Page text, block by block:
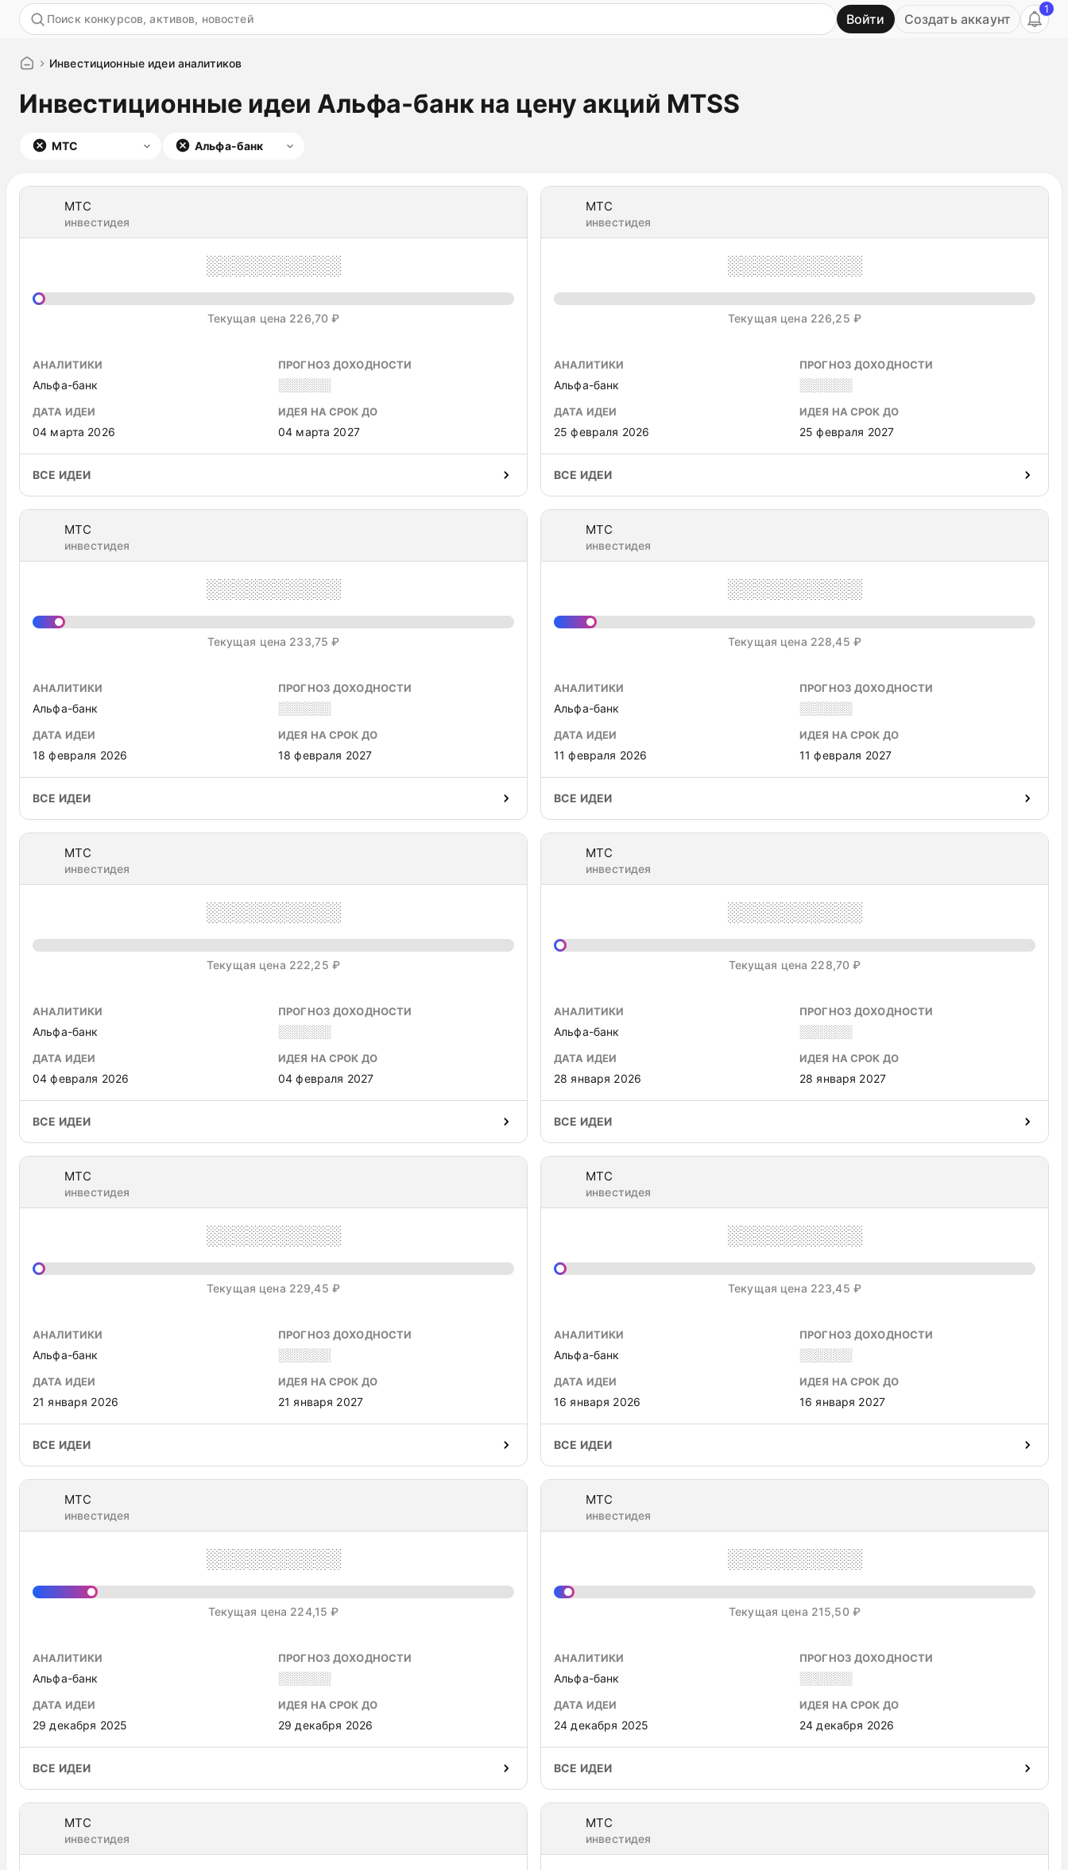
Войти Создать аккаунт
1
Инвестиционные идеи аналитиков
Инвестиционные идеи Альфа-банк на цену акций MTSS
МТС Альфа-банк
МТС
инвестидея
░░░░░░░░░░
Текущая цена 226,70 ₽
АНАЛИТИКИ
Альфа-банк
ПРОГНОЗ ДОХОДНОСТИ
░░░░░░
ДАТА ИДЕИ
04 марта 2026
ИДЕЯ НА СРОК ДО
04 марта 2027
ВСЕ ИДЕИ
МТС
инвестидея
░░░░░░░░░░
Текущая цена 226,25 ₽
АНАЛИТИКИ
Альфа-банк
ПРОГНОЗ ДОХОДНОСТИ
░░░░░░
ДАТА ИДЕИ
25 февраля 2026
ИДЕЯ НА СРОК ДО
25 февраля 2027
ВСЕ ИДЕИ
МТС
инвестидея
░░░░░░░░░░
Текущая цена 233,75 ₽
АНАЛИТИКИ
Альфа-банк
ПРОГНОЗ ДОХОДНОСТИ
░░░░░░
ДАТА ИДЕИ
18 февраля 2026
ИДЕЯ НА СРОК ДО
18 февраля 2027
ВСЕ ИДЕИ
МТС
инвестидея
░░░░░░░░░░
Текущая цена 228,45 ₽
АНАЛИТИКИ
Альфа-банк
ПРОГНОЗ ДОХОДНОСТИ
░░░░░░
ДАТА ИДЕИ
11 февраля 2026
ИДЕЯ НА СРОК ДО
11 февраля 2027
ВСЕ ИДЕИ
МТС
инвестидея
░░░░░░░░░░
Текущая цена 222,25 ₽
АНАЛИТИКИ
Альфа-банк
ПРОГНОЗ ДОХОДНОСТИ
░░░░░░
ДАТА ИДЕИ
04 февраля 2026
ИДЕЯ НА СРОК ДО
04 февраля 2027
ВСЕ ИДЕИ
МТС
инвестидея
░░░░░░░░░░
Текущая цена 228,70 ₽
АНАЛИТИКИ
Альфа-банк
ПРОГНОЗ ДОХОДНОСТИ
░░░░░░
ДАТА ИДЕИ
28 января 2026
ИДЕЯ НА СРОК ДО
28 января 2027
ВСЕ ИДЕИ
МТС
инвестидея
░░░░░░░░░░
Текущая цена 229,45 ₽
АНАЛИТИКИ
Альфа-банк
ПРОГНОЗ ДОХОДНОСТИ
░░░░░░
ДАТА ИДЕИ
21 января 2026
ИДЕЯ НА СРОК ДО
21 января 2027
ВСЕ ИДЕИ
МТС
инвестидея
░░░░░░░░░░
Текущая цена 223,45 ₽
АНАЛИТИКИ
Альфа-банк
ПРОГНОЗ ДОХОДНОСТИ
░░░░░░
ДАТА ИДЕИ
16 января 2026
ИДЕЯ НА СРОК ДО
16 января 2027
ВСЕ ИДЕИ
МТС
инвестидея
░░░░░░░░░░
Текущая цена 224,15 ₽
АНАЛИТИКИ
Альфа-банк
ПРОГНОЗ ДОХОДНОСТИ
░░░░░░
ДАТА ИДЕИ
29 декабря 2025
ИДЕЯ НА СРОК ДО
29 декабря 2026
ВСЕ ИДЕИ
МТС
инвестидея
░░░░░░░░░░
Текущая цена 215,50 ₽
АНАЛИТИКИ
Альфа-банк
ПРОГНОЗ ДОХОДНОСТИ
░░░░░░
ДАТА ИДЕИ
24 декабря 2025
ИДЕЯ НА СРОК ДО
24 декабря 2026
ВСЕ ИДЕИ
МТС
инвестидея
МТС
инвестидея